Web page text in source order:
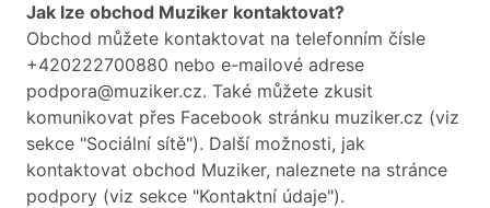
Jak lze obchod Muziker kontaktovat?
Obchod můžete kontaktovat na telefonním čísle
+420222700880 nebo e-mailové adrese
podpora@muziker.cz. Také můžete zkusit
komunikovat přes Facebook stránku muziker.cz (viz
sekce "Sociální sítě"). Další možnosti, jak
kontaktovat obchod Muziker, naleznete na stránce
podpory (viz sekce "Kontaktní údaje").